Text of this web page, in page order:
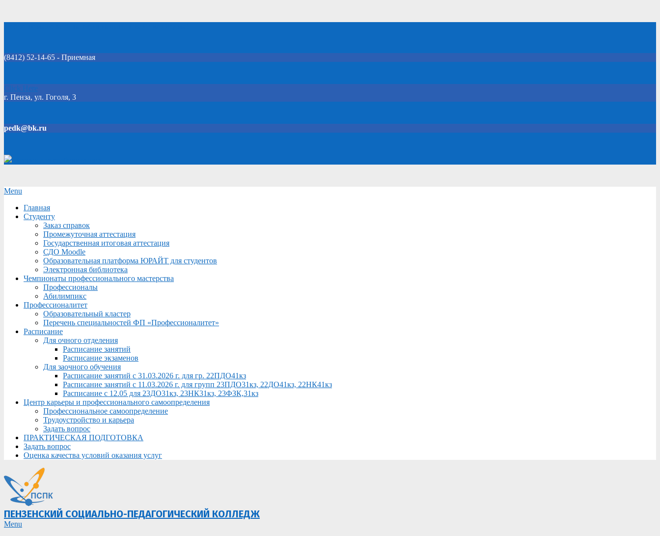
(8412) 52-14-65 - Приемная
Click Here
г. Пенза, ул. Гоголя, 3
pedk@bk.ru
Secondary
Menu
Menu
Главная
Студенту
Заказ справок
Промежуточная аттестация
Государственная итоговая аттестация
СДО Moodle
Образовательная платформа ЮРАЙТ для студентов
Электронная библиотека
Чемпионаты профессионального мастерства
Профессионалы
Абилимпикс
Профессионалитет
Образовательный кластер
Перечень специальностей ФП «Профессионалитет»
Расписание
Для очного отделения
Расписание занятий
Расписание экзаменов
Для заочного обучения
Расписание занятий с 31.03.2026 г. для гр. 22ПДО41кз
Расписание занятий с 11.03.2026 г. для групп 23ПДО31кз, 22ДО41кз, 22НК41кз
Расписание с 12.05 для 23ДО31кз, 23НК31кз, 23ФЗК,31кз
Центр карьеры и профессионального самоопределения
Профессиональное самоопределение
Трудоустройство и карьера
Задать вопрос
ПРАКТИЧЕСКАЯ ПОДГОТОВКА
Задать вопрос
Оценка качества условий оказания услуг
ПЕНЗЕНСКИЙ СОЦИАЛЬНО-ПЕДАГОГИЧЕСКИЙ КОЛЛЕДЖ
Primary
Menu